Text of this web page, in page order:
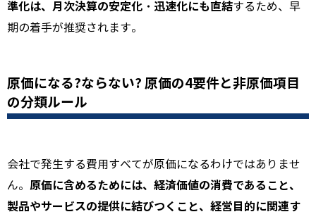
準化は、月次決算の安定化・迅速化にも直結するため、早
期の着手が推奨されます。
原価になる?ならない? 原価の4要件と非原価項目
の分類ルール
会社で発生する費用すべてが原価になるわけではありませ
ん。 原価に含めるためには、経済価値の消費であること、
製品やサービスの提供に結びつくこと、経営目的に関連す